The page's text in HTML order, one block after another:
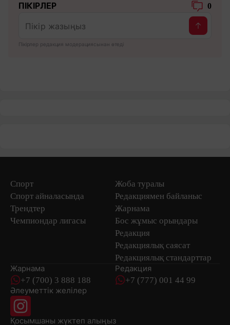
ПІКІРЛЕР 0
Пікірлер редакция модерациясынан өтеді
Спорт
Спорт айналасында
Трендтер
Чемпиондар лигасы
Жоба туралы
Редакциямен байланыс
Жарнама
Бос жұмыс орындары
Редакция
Редакциялық саясат
Редакциялық стандарттар
Жарнама
+7 (700) 3 888 188
Редакция
+7 (777) 001 44 99
Әлеуметтік желілер
Қосымшаны жүктеп алыңыз